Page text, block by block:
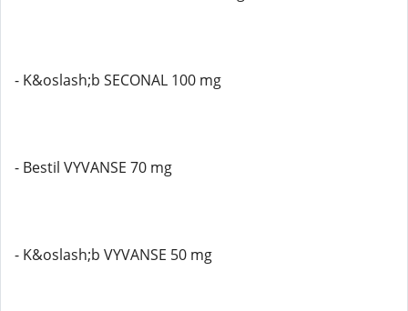
- K&oslash;b SECONAL 100 mg
- Bestil VYVANSE 70 mg
- K&oslash;b VYVANSE 50 mg